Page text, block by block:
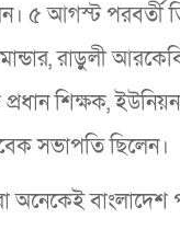
৫ আগস্ট পরবর্তী
রাড়ুলী
শিক্ষক,
সভাপতি ছিলেন।
অনেকেই